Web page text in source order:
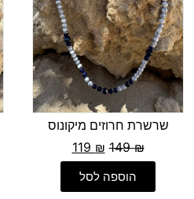
שרשרת חרוזים מיקונוס
149₪
119₪
הוספה לסל